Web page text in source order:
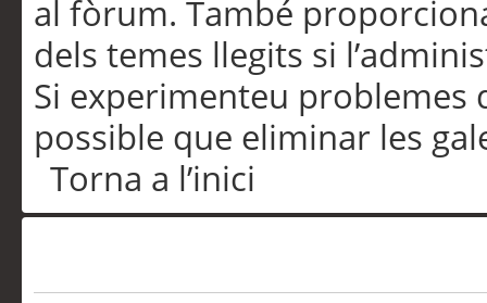
al fòrum. També
dels temes llegits si
Si experimenteu problemes
possible que eliminar les
Torna a l’inici